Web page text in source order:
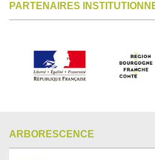
PARTENAIRES
ARBORESCENCE